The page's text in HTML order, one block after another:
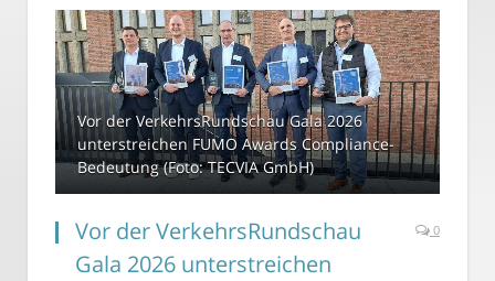
Vor der VerkehrsRundschau Gala 2026
unterstreichen FUMO Awards Compliance-
Bedeutung (Foto: TECVIA GmbH)
Vor der VerkehrsRundschau
Gala 2026 unterstreichen
0